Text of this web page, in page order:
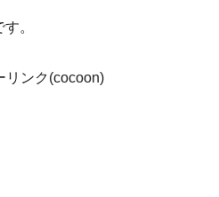
。
リンク(cocoon)